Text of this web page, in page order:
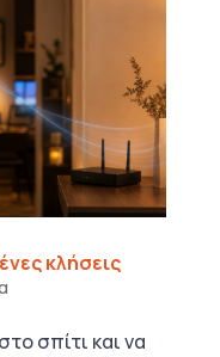
κλήσεις
σπίτι και να